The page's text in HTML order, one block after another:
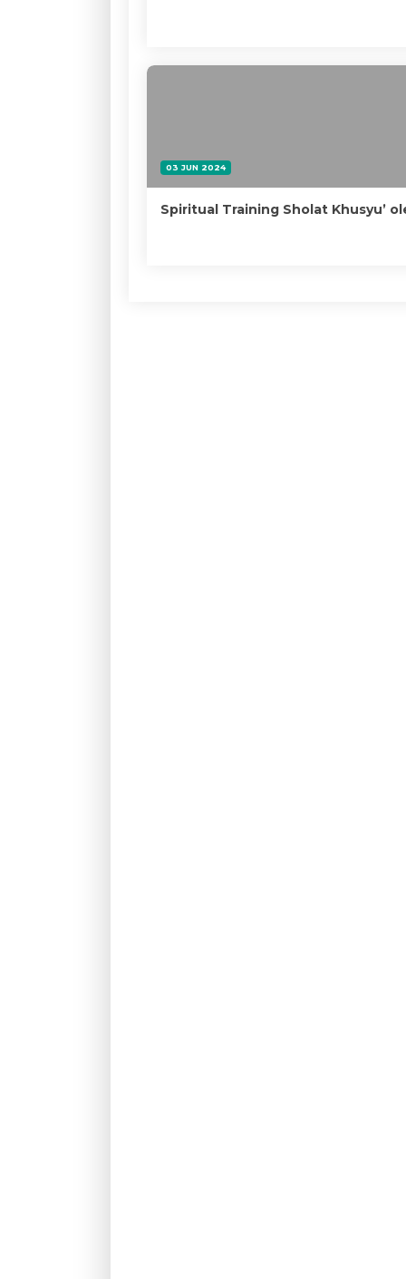
03 JUN 2024
Spiritual Training Sholat Khusyu’